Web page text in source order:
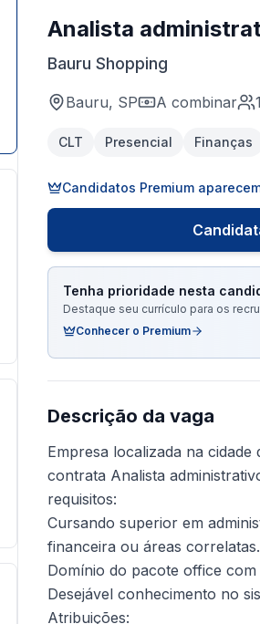
Analista
Bauru Shopping
Bauru, SP A combinar 1
CLT Presencial Finanças
Candidatos Premium
Tenha prioridade nesta
Destaque seu currículo para os
Conhecer o Premium
Descrição da vaga
Empresa localizada na
contrata Analista
requisitos:
Cursando superior em
financeira ou áreas correlatas.
Domínio do pacote office
Desejável conhecimento no
Atribuições: